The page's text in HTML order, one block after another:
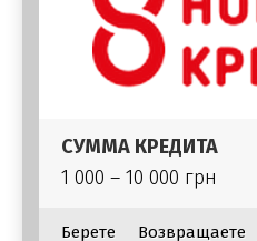
СУММА КРЕДИТА
1 000 – 10 000 грн
Берете
Возвращаете